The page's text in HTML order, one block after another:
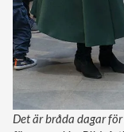
Det är bråda dagar